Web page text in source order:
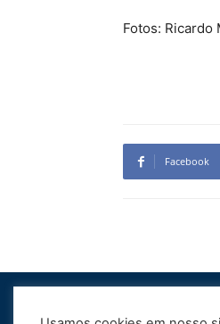
Fotos: Ricardo
Facebook